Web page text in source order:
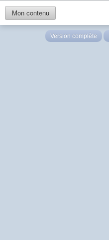
Mon contenu
Version complète